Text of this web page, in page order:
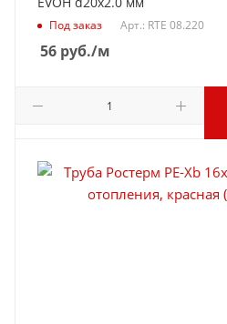
Под заказ Арт.: RTE 08.220
56 руб./м